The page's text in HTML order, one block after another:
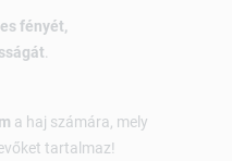
fényét,
a haj számára, mely
tartalmaz!